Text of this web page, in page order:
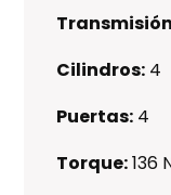
Cilindros: 4
Puertas: 4
Torque:136